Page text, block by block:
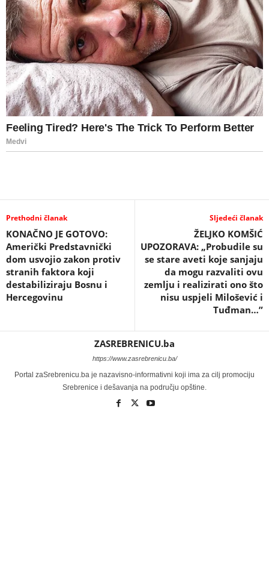
Prethodni članak
KONAČNO JE GOTOVO:
Američki Predstavnički
dom usvojio zakon protiv
stranih faktora koji
destabiliziraju Bosnu i
Hercegovinu
Sljedeći članak
ŽELJKO KOMŠIĆ
UPOZORAVA: „Probudile su
se stare aveti koje sanjaju
da mogu razvaliti ovu
zemlju i realizirati ono što
nisu uspjeli Milošević i
Tuđman…”
ZASREBRENICU.ba
https://www.zasrebrenicu.ba/
Portal zaSrebrenicu.ba je nazavisno-informativni koji ima za cilj promociju
Srebrenice i dešavanja na području opštine.